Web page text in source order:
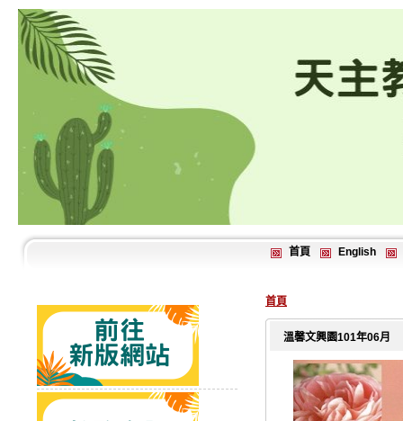
首頁 English
首頁
溫馨文興園101年06月